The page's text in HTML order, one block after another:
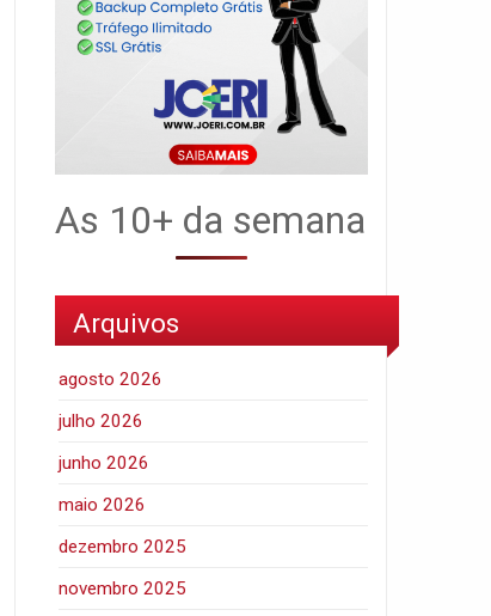
As 10+ da semana
Arquivos
agosto 2026
julho 2026
junho 2026
maio 2026
dezembro 2025
novembro 2025